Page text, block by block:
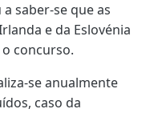
saber-se que as
e da Eslovénia
concurso.
se anualmente
caso da